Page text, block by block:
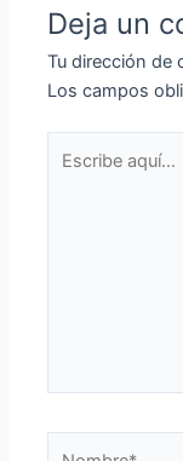
Deja un
Tu dirección de
Los campos